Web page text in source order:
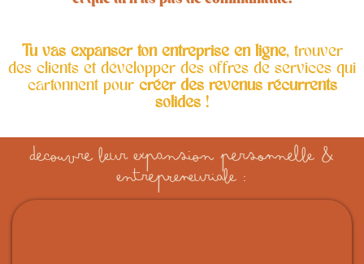
Tu vas expanser ton entreprise en ligne, trouver
des clients et développer des offres de services qui
cartonnent pour créer des revenus récurrents
solides!
decouvre leur expansion personnelle &
entrepreneuriale :